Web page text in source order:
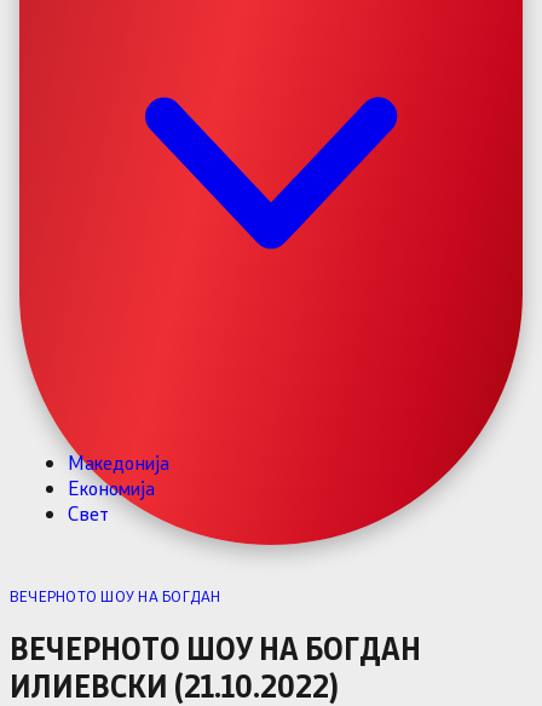
Македонија
Економија
Свет
ВЕЧЕРНОТО ШОУ НА БОГДАН
ВЕЧЕРНОТО ШОУ НА БОГДАН
ИЛИЕВСКИ (21.10.2022)